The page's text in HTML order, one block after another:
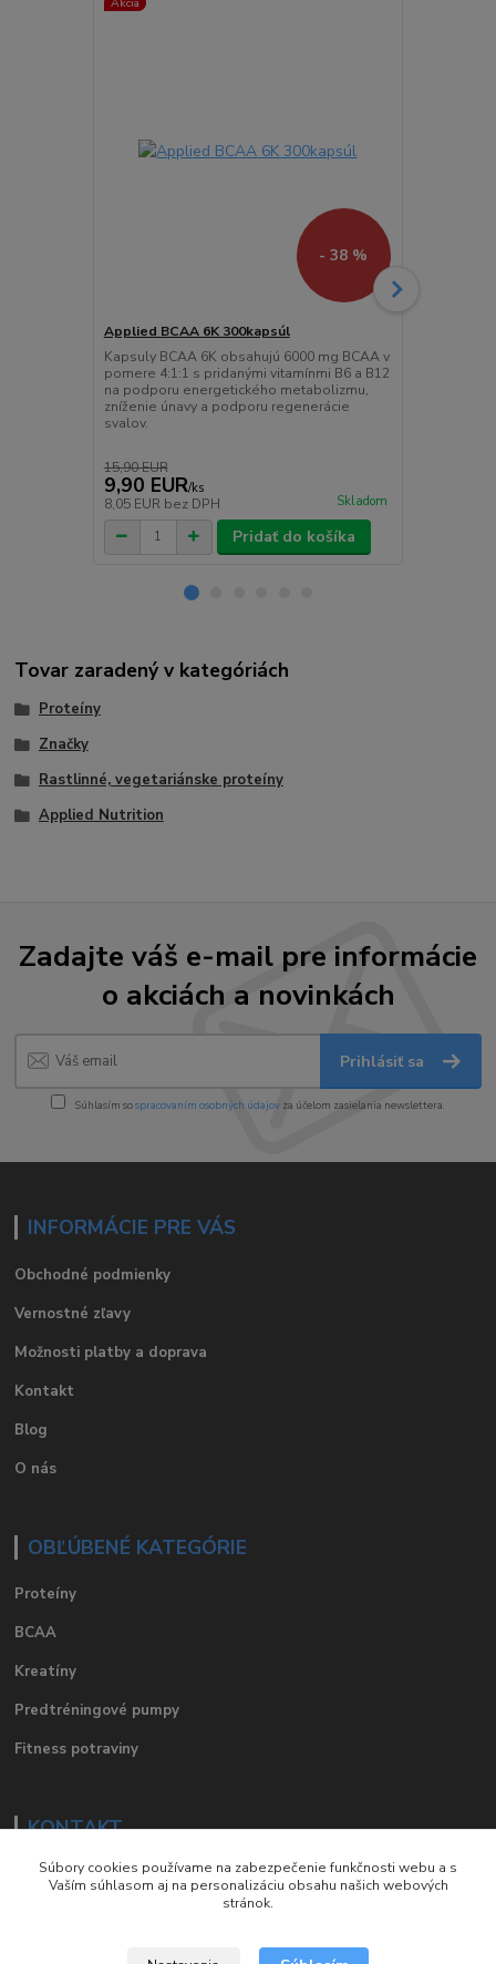
- 38 %
Applied BCAA 6K 300kapsúl
Kapsuly BCAA 6K obsahujú 6000 mg BCAA v
pomere 4:1:1 s pridanými vitamínmi B6 a B12
na podporu energetického metabolizmu,
zníženie únavy a podporu regenerácie
svalov.
15,90 EUR
9,90 EUR/ks
8,05 EUR bez DPH Skladom
Pridať do košíka
Tovar zaradený v kategóriách
Proteíny
Značky
Rastlinné, vegetariánske proteíny
Applied Nutrition
Zadajte váš e-mail pre informácie
o akciách a novinkách
Prihlásiť sa
Súhlasím sospracovaním osobných údajov za účelom zasielania newslettera.
INFORMÁCIE PRE VÁS
Obchodné podmienky
Vernostné zľavy
Možnosti platby a doprava
Kontakt
Blog
O nás
OBĽÚBENÉ KATEGÓRIE
Proteíny
BCAA
Kreatíny
Predtréningové pumpy
Fitness potraviny
KONTAKT
e-mail:eshop@suplements.sk
Súbory cookies používame na zabezpečenie funkčnosti webu a s
Vaším súhlasom aj na personalizáciu obsahu našich webových
stránok.